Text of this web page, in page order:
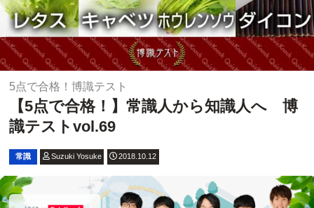
5点で合格！博識テスト
【5点で合格！】常識人から知識人へ 博
識テストvol.69
常識 Suzuki Yosuke 2018.10.12